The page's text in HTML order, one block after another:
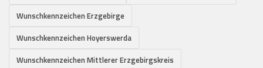
Wunschkennzeichen Erzgebirge
Wunschkennzeichen Hoyerswerda
Wunschkennzeichen Mittlerer Erzgebirgskreis